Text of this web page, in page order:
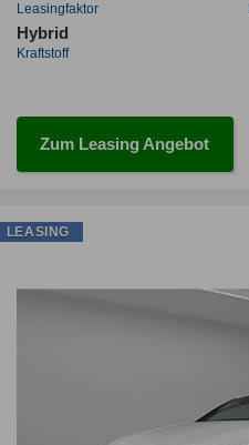
Leasingfaktor
Hybrid
Kraftstoff
Zum Leasing Angebot
LEASING